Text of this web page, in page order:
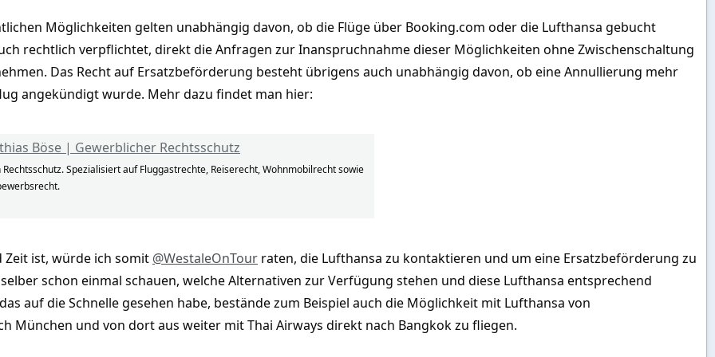
Möglichkeiten gelten unabhängig davon, ob die Flüge über Booking.com oder die Lufthansa gebucht
rechtlich verpflichtet, direkt die Anfragen zur Inanspruchnahme dieser Möglichkeiten ohne Zwischenschaltung
Das Recht auf Ersatzbeförderung besteht übrigens auch unabhängig davon, ob eine Annullierung mehr
angekündigt wurde. Mehr dazu findet man hier:
Böse | Gewerblicher Rechtsschutz
Spezialisiert auf Fluggastrechte, Reiserecht, Wohnmobilrecht sowie
Zeit ist, würde ich somit @WestaleOnTour raten, die Lufthansa zu kontaktieren und um eine Ersatzbeförderung zu
schon einmal schauen, welche Alternativen zur Verfügung stehen und diese Lufthansa entsprechend
auf die Schnelle gesehen habe, bestände zum Beispiel auch die Möglichkeit mit Lufthansa von
München und von dort aus weiter mit Thai Airways direkt nach Bangkok zu fliegen.